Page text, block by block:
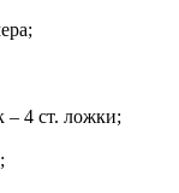
– 4 ст. ложки;